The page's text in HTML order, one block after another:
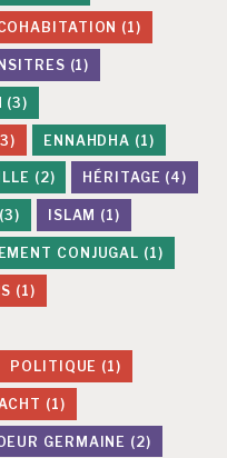
(1)
(1)
(3)
ENNAHDHA (1)
(2) HÉRITAGE (4)
(3) ISLAM (1)
CONJUGAL (1)
(1)
POLITIQUE (1)
(1)
GERMAINE (2)